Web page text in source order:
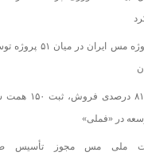
۱۰ پروژه مس ایران در
رشد ۸۱ درصدی
در «فملی»
ملی مس مجوز تأسیس